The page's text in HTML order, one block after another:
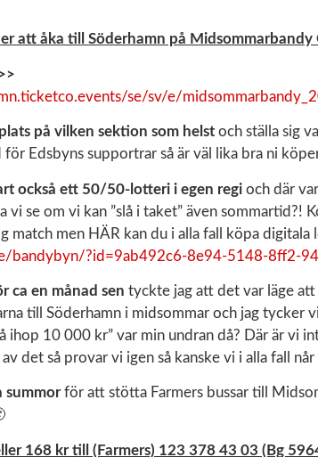
att åka till Söderhamn på Midsommarbandy
se/sv/e/
på vilken sektion som helst och ställa sig
för Edsbyns supportrar så är väl lika bra ni
också ett 50/50-lotteri i egen regi och där
vi se om vi kan ”slå i taket” även sommartid?!
match men HÄR kan du i alla fall köpa digitala
bandybyn/?id=9ab492c6-8e94-5148-8ff2-
ca en månad sen tyckte jag att det var läge att
till Söderhamn i midsommar och jag tycker
ihop 10 000 kr” var min undran då? Där är vi
det så provar vi igen så kanske vi i alla fall
summorför att stötta Farmers bussar till
168 kr till (Farmers) 123 378 43 03 (Bg